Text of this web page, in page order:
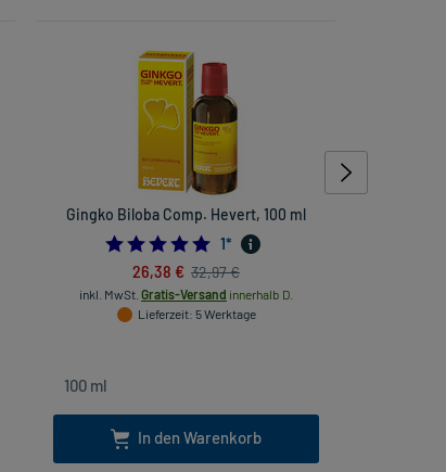
Gingko Biloba Comp. Hevert, 100 ml
5.0
1*
26,38 € 32,97 €
inkl. MwSt. Gratis-Versand innerhalb D.
Lieferzeit: 5 Werktage
In den Warenkorb